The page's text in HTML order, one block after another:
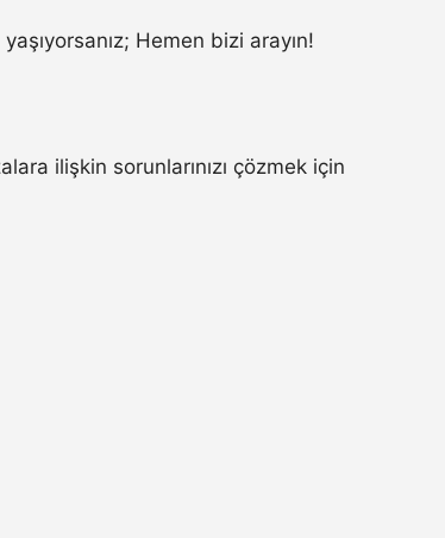
Hemen bizi arayın!
ilişkin sorunlarınızı çözmek için